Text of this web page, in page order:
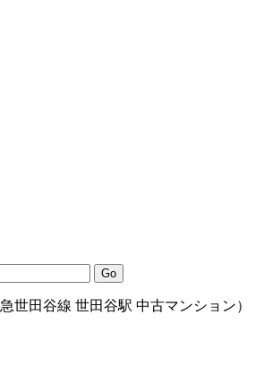
世田谷線 世田谷駅 中古マンション）